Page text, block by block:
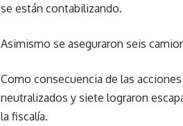
se están contabilizando.
Asimismo se aseguraron seis
Como consecuencia de las
neutralizados y siete lograron
la fiscalía.